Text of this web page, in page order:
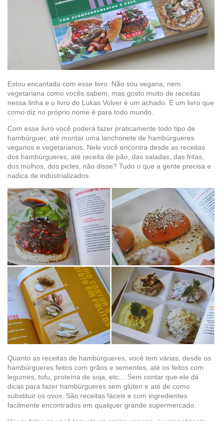
Estou encantada com esse livro. Não sou vegana, nem
vegetariana como vocês sabem, mas gosto muito de receitas
nessa linha e o livro do Lukas Volver é um achado. É um livro que
como diz no próprio nome é para todo mundo.
Com esse livro você poderá fazer praticamente todo tipo de
hambúrguer, até montar uma lanchonete de hambúrgueres
veganos e vegetarianos. Nele você encontra desde as receitas
dos hambúrgueres, até receita de pão, das saladas, das fritas,
dos molhos, dos picles, não disse? Tudo o que a gente precisa e
nadica de industrializados.
Quanto as receitas de hambúrgueres, você tem várias, desde os
hambúrgueres feitos com grãos e sementes, até os feitos com
legumes, tofu, proteína de soja, etc… Sem contar que ele dá
dicas para fazer hambúrgueres sem glúten e até de como
substituir os ovos. São receitas fáceis e com ingredientes
facilmente encontrados em qualquer grande supermercado.